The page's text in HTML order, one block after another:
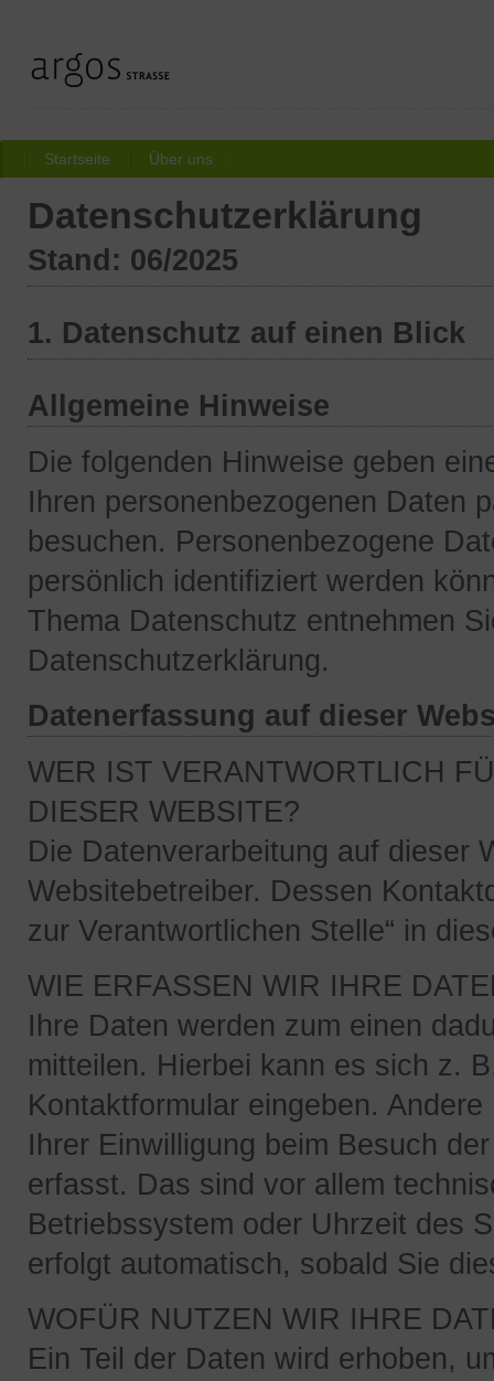
Startseite Über uns
Datenschutzerklärung
Stand: 06/2025
1. Datenschutz auf einen Blick
Allgemeine Hinweise
Die folgenden Hinweise geben
Ihren personenbezogenen Daten
besuchen. Personenbezogene
persönlich identifiziert werden
Thema Datenschutz entnehmen
Datenschutzerklärung.
Datenerfassung auf dieser
WER IST VERANTWORTLICH
DIESER WEBSITE?
Die Datenverarbeitung auf dieser
Websitebetreiber. Dessen
zur Verantwortlichen Stelle“ in
WIE ERFASSEN WIR IHRE
Ihre Daten werden zum einen
mitteilen. Hierbei kann es sich z.
Kontaktformular eingeben.
Ihrer Einwilligung beim Besuch
erfasst. Das sind vor allem
Betriebssystem oder Uhrzeit des
erfolgt automatisch, sobald Sie
WOFÜR NUTZEN WIR IHRE
Ein Teil der Daten wird erhoben,